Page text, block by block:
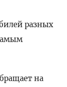
разных
на